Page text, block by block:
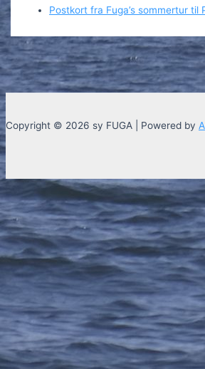
Postkort fra Fuga’s sommertur til
Copyright © 2026 sy FUGA | Powered by